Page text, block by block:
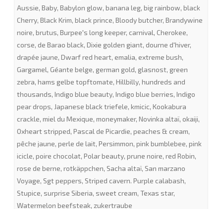
Aussie, Baby, Babylon glow, banana leg, big rainbow, black
Cherry, Black Krim, black prince, Bloody butcher, Brandywine
noire, brutus, Burpee's long keeper, carnival, Cherokee,
corse, de Barao black, Dixie golden giant, dourne d'hiver,
drapée jaune, Dwarf red heart, emalia, extreme bush,
Gargamel, Géante belge, german gold, glasnost, green
zebra, hams gelbe topftomate, Hillbilly, hundreds and
thousands, Indigo blue beauty, Indigo blue berries, Indigo
pear drops, Japanese black triefele, kmicic, Kookabura
crackle, miel du Mexique, moneymaker, Novinka altaï, okaiji,
Oxheart stripped, Pascal de Picardie, peaches & cream,
pêche jaune, perle de lait, Persimmon, pink bumblebee, pink
icicle, poire chocolat, Polar beauty, prune noire, red Robin,
rose de berne, rotkäppchen, Sacha altaï, San marzano
Voyage, Sgt peppers, Striped cavern. Purple calabash,
Stupice, surprise Siberia, sweet cream, Texas star,
Watermelon beefsteak, zukertraube